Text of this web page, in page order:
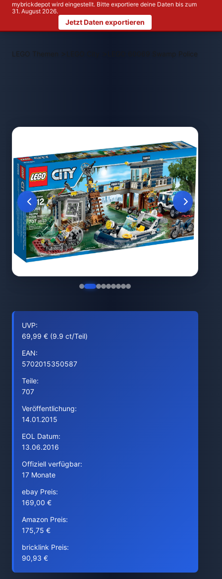
mybrickdepot wird eingestellt. Bitte exportiere deine Daten bis zum
31. August 2026.
Jetzt Daten exportieren
LEGO Themen > LEGO 60069 Swamp Police Station
UVP:
69,99 € (9.9 ct/Teil)
EAN:
5702015350587
Teile:
707
Veröffentlichung:
14.01.2015
EOL Datum:
13.06.2016
Offiziell verfügbar:
17 Monate
ebay Preis:
169,00 €
Amazon Preis:
175,75 €
bricklink Preis:
90,93 €